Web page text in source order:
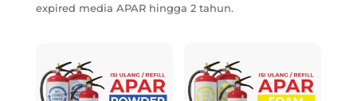
expired media APAR hingga 2 tahun.